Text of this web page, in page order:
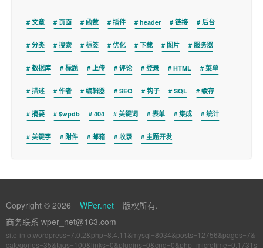
文章 页面 函数 插件 header 链接 后台
分类 搜索 标签 优化 下载 图片 服务器
数据库 标题 上传 评论 登录 HTML 菜单
描述 作者 编辑器 SEO 钩子 SQL 缓存
摘要 $wpdb 404 关键词 表单 集成 统计
关键字 附件 邮箱 收录 主题开发
Copyright © 2026 WPer.net
版权所有.
商务联系 wper_net@163.com
site-info:wordpress=7.0.2&php=8.4.11&mysql=8034&posts=12756&pages=7&
categories=35&tags=100&links=0&plugins=0&cnd=0&php_microtime=0.1731s